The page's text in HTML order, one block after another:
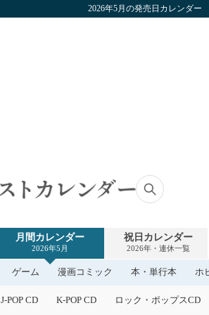
2026年5月の発売日カレンダー
月間カレンダー
2026年5月
祝日カレンダー
2026年・連休一覧
ゲーム 漫画コミック 本・単行本 ホ
J-POP CD K-POP CD ロック・ポップスCD